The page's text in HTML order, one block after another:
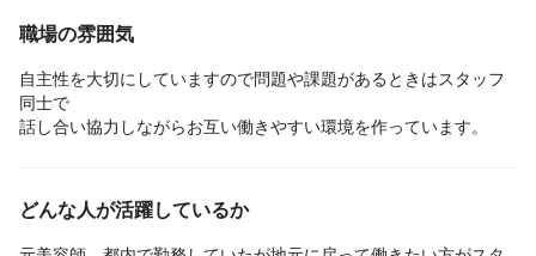
したい
もう１度お客様と接してみたい
など美容師を諦めたスタッフも今は楽しく働いています。
コロナ禍でマスク生活はいつまで続くかわからない状況ですがさ
職場の雰囲気
自主性を大切にしていますので問題や課題があるときはスタッフ
同士で
話し合い協力しながらお互い働きやすい環境を作っています。
どんな人が活躍しているか